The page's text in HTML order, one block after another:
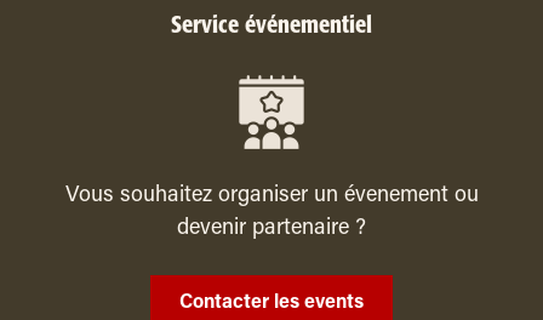
Service événementiel
Vous souhaitez organiser un évenement ou
devenir partenaire ?
Contacter les events